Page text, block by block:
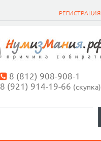
РЕГИСТРАЦИЯ
8 (812) 908-908-1
8 (921) 914-19-66 (скупка)